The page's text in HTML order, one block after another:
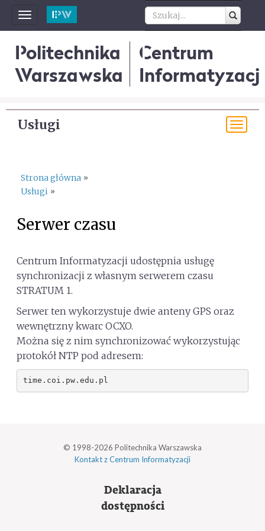
Toggle
navigation
Politechnika
Warszawska
Centrum
Informatyzacji
Usługi
Strona główna »
Usługi »
Serwer czasu
Centrum Informatyzacji udostępnia usługę
synchronizacji z własnym serwerem czasu
STRATUM 1.
Serwer ten wykorzystuje dwie anteny GPS oraz
wewnętrzny kwarc OCXO.
Można się z nim synchronizować wykorzystując
protokół NTP pod adresem:
time.coi.pw.edu.pl
© 1998-2026 Politechnika Warszawska
Kontakt z Centrum Informatyzacji
Deklaracja
dostępności